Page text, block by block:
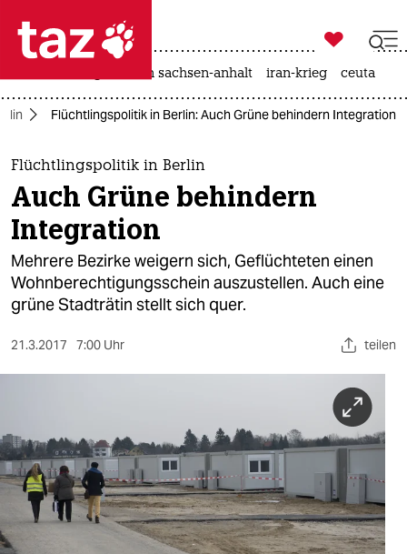
 taz zahl ich
taz zahl ich
themen
politik
öko
gesellschaft
sport
nord
wahrheit
verlag

taz zahl ich
landtagswahl in sachsen-anhalt iran-krieg ceuta
Flüchtlingspolitik in Berlin: Auch Grüne behindern Integration
Flüchtlingspolitik in Berlin
Auch Grüne behindern
Integration
Mehrere Bezirke weigern sich, Geflüchteten einen
Wohnberechtigungsschein auszustellen. Auch eine
grüne Stadträtin stellt sich quer.
21.3.2017 7:00 Uhr teilen